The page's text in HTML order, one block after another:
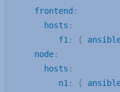
frontend :
hosts :
f1 : {
node:
hosts :
n1 : {